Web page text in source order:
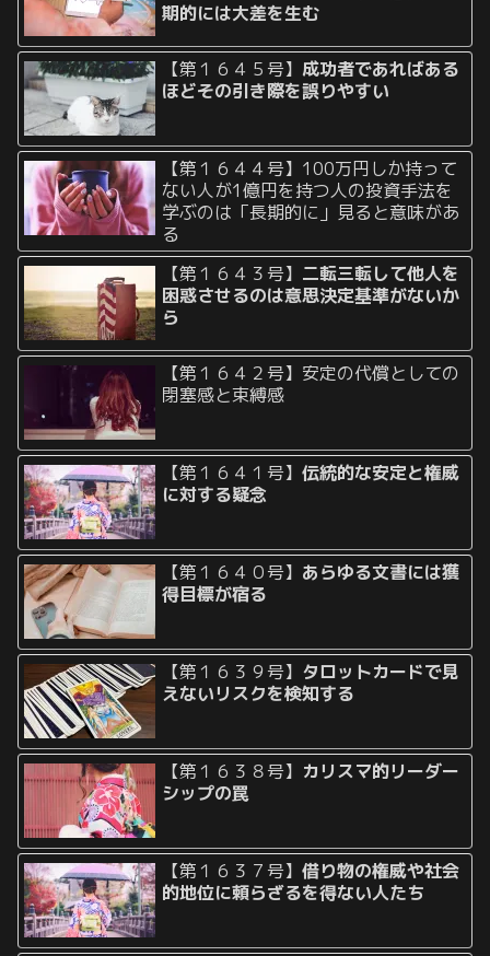
期的には大差を生む
【第１６４５号】成功者であればある
ほどその引き際を誤りやすい
【第１６４４号】100万円しか持って
ない人が1億円を持つ人の投資手法を
学ぶのは「長期的に」見ると意味があ
る
【第１６４３号】 二転三転して他人を
困惑させるのは意思決定基準がないか
ら
【第１６４２号】安定の代償としての
閉塞感と束縛感
【第１６４１号】伝統的な安定と権威
に対する疑念
【第１６４０号】 あらゆる文書には獲
得目標が宿る
【第１６３９号】 タロットカードで見
えないリスクを検知する
【第１６３８号】 カリスマ的リーダー
シップの罠
【第１６３７号】借り物の権威や社会
的地位に頼らざるを得ない人たち